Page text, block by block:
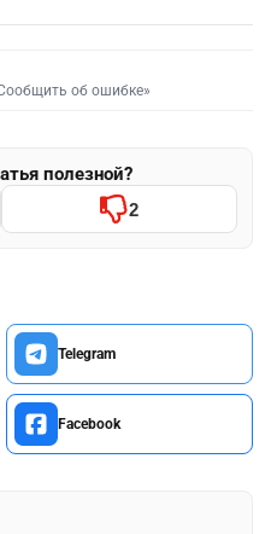
об ошибке»
полезной?
2
Telegram
Facebook